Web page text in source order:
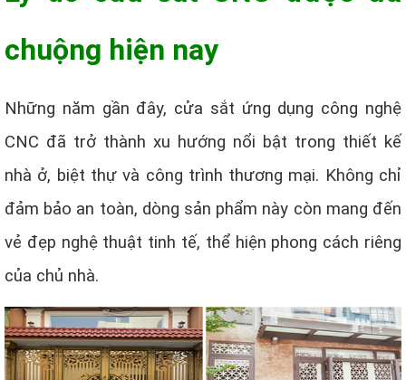
chuộng hiện nay
Những năm gần đây, cửa sắt ứng dụng công nghệ
CNC đã trở thành xu hướng nổi bật trong thiết kế
nhà ở, biệt thự và công trình thương mại. Không chỉ
đảm bảo an toàn, dòng sản phẩm này còn mang đến
vẻ đẹp nghệ thuật tinh tế, thể hiện phong cách riêng
của chủ nhà.